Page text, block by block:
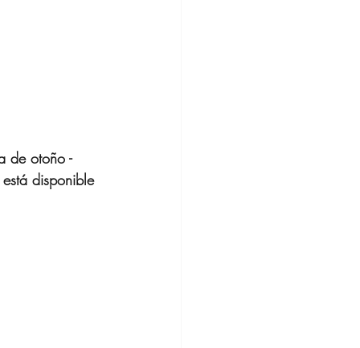
de otoño -
disponible